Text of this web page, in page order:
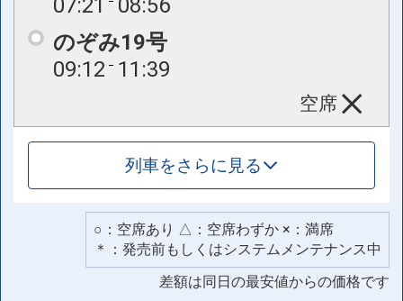
07:21
08:56
のぞみ19号
09:12 11:39
空席
列車をさらに見る
○：空席あり △：空席わずか ×：満席
＊：発売前もしくはシステムメンテナンス中
差額は同日の最安値からの価格です